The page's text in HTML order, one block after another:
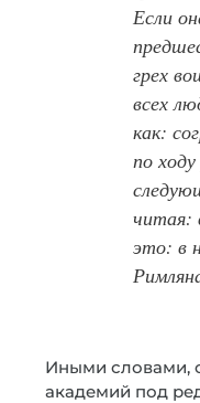
Если
грех
всех
как:
по
читая:
это: в
Иными словами,
академий под